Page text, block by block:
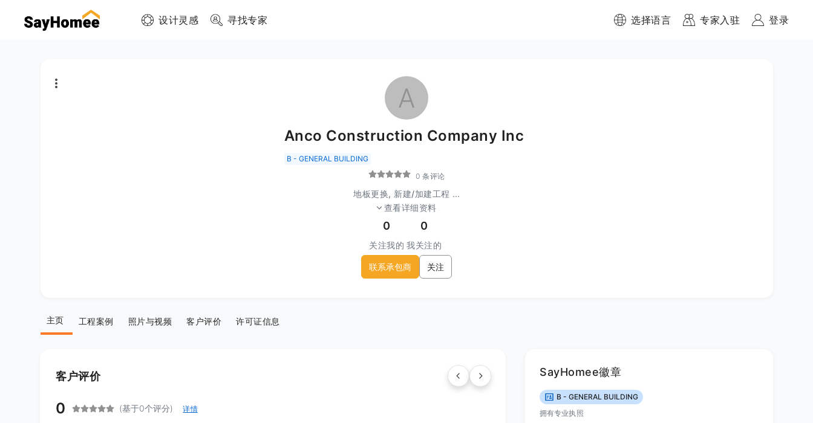
设计灵感 寻找专家 选择语言 专家入驻 登录
A
Anco Construction Company Inc
B - GENERAL BUILDING
0 条评论
地板更换, 新建/加建工程 ...
查看详细资料
0
关注我的
0
我关注的
联系承包商 关注
主页 工程案例 照片与视频 客户评价 许可证信息
客户评价
0 (基于0个评分) 详情
SayHomee徽章
B - GENERAL BUILDING
拥有专业执照